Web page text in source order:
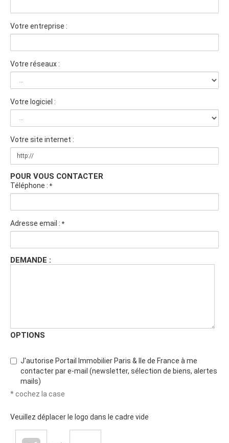
Votre entreprise :
Votre réseaux :
Votre logiciel :
Votre site internet :
POUR VOUS CONTACTER
Téléphone : *
Adresse email : *
DEMANDE :
OPTIONS
J'autorise Portail Immobilier Paris & Ile de France à me
contacter par e-mail (newsletter, sélection de biens, alertes
mails)
* cochez la case
Veuillez déplacer le logo dans le cadre vide